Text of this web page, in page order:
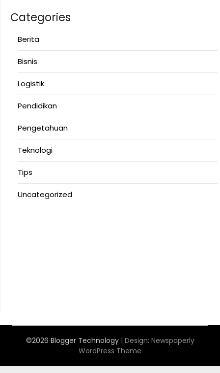
Categories
Berita
Bisnis
Logistik
Pendidikan
Pengetahuan
Teknologi
Tips
Uncategorized
©2026 Blogger Technology | Design: Newspaperly
WordPress Theme